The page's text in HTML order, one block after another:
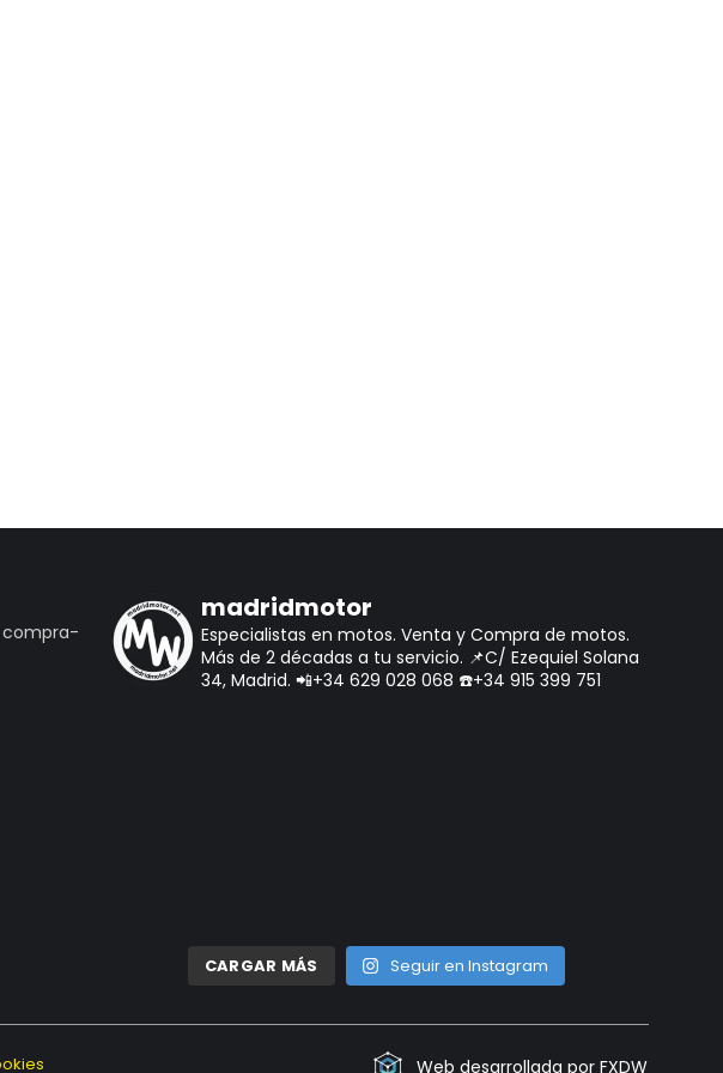
compra-
madridmotor
Especialistas en motos. Venta y Compra de motos.
Más de 2 décadas a tu servicio. 📌C/ Ezequiel Solana
34, Madrid. 📲+34 629 028 068 ☎️+34 915 399 751
CARGAR MÁS Seguir en Instagram
Web desarrollada por FXDW